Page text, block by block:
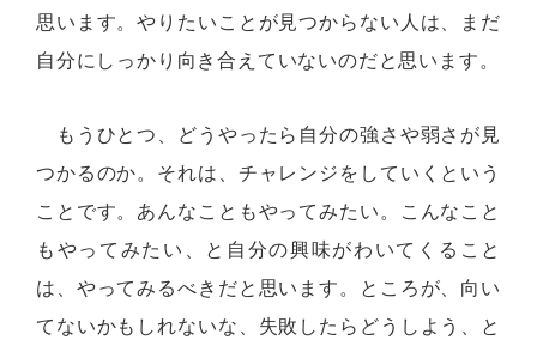
思います。やりたいことが見つからない人は、まだ
自分にしっかり向き合えていないのだと思います。
もうひとつ、どうやったら自分の強さや弱さが見
つかるのか。それは、チャレンジをしていくという
ことです。あんなこともやってみたい。こんなこと
もやってみたい、と自分の興味がわいてくること
は、やってみるべきだと思います。ところが、向い
てないかもしれないな、失敗したらどうしよう、と